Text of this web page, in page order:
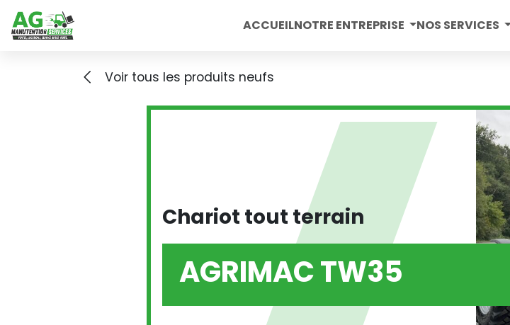
Skip to main content
ACCUEILNOTRE ENTREPRISE NOS SERVICES
Voir tous les produits neufs
Chariot tout terrain
AGRIMAC TW35